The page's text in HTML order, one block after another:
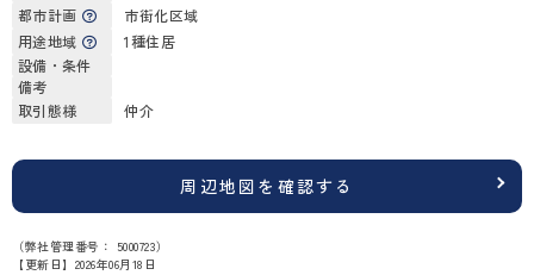
都市計画
市街化区域
用途地域
1種住居
設備・条件
備考
取引態様
仲介
周辺地図を確認する
（弊社管理番号： 5000723）
【更新日】2026年06月18日